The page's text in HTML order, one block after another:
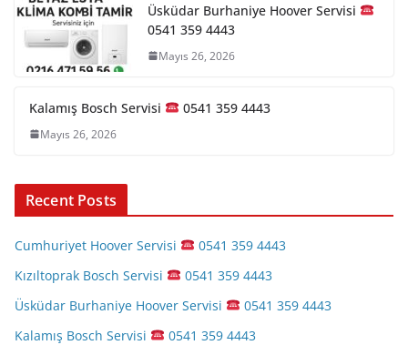
Üsküdar Burhaniye Hoover Servisi
0541 359 4443
Mayıs 26, 2026
Kalamış Bosch Servisi 0541 359 4443
Mayıs 26, 2026
Recent Posts
Cumhuriyet Hoover Servisi
0541 359 4443
Kızıltoprak Bosch Servisi
0541 359 4443
Üsküdar Burhaniye Hoover Servisi
0541 359 4443
Kalamış Bosch Servisi
0541 359 4443